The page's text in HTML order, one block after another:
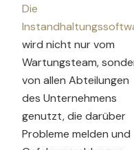
Die
wird nicht nur vom
Wartungsteam,
von allen Abteilungen
des Unternehmens
genutzt, die darüber
Probleme melden und